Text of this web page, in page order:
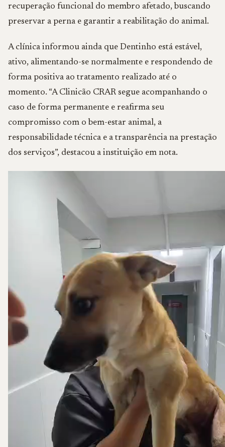
recuperação funcional do membro afetado, buscando
preservar a perna e garantir a reabilitação do animal.
A clínica informou ainda que Dentinho está estável,
ativo, alimentando-se normalmente e respondendo de
forma positiva ao tratamento realizado até o
momento. “A Clinicão CRAR segue acompanhando o
caso de forma permanente e reafirma seu
compromisso com o bem-estar animal, a
responsabilidade técnica e a transparência na prestação
dos serviços”, destacou a instituição em nota.